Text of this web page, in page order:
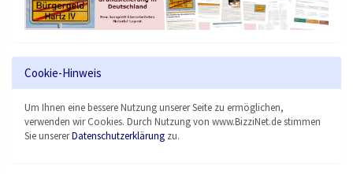
Cookie-Hinweis
Um Ihnen eine bessere Nutzung unserer Seite zu ermöglichen,
verwenden wir Cookies. Durch Nutzung von www.BizziNet.de stimmen
Sie unsererDatenschutzerklärung zu.